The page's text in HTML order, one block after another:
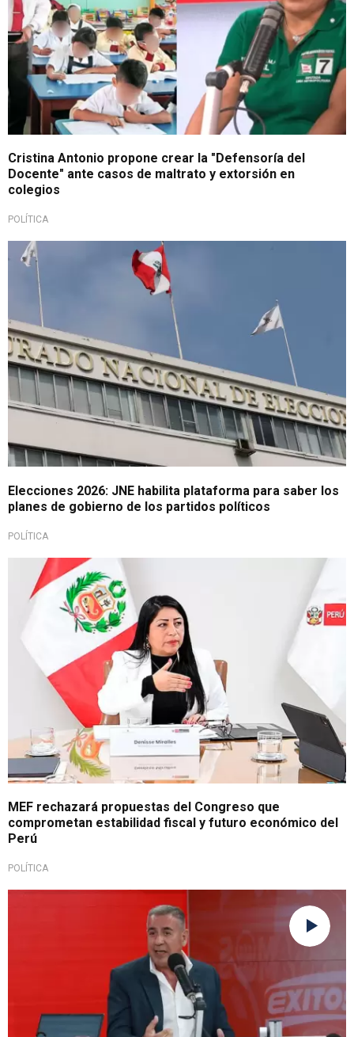
Cristina Antonio propone crear la "Defensoría del
Docente" ante casos de maltrato y extorsión en
colegios
POLÍTICA
Para tener en cuenta
Elecciones 2026: JNE habilita plataforma para saber los
planes de gobierno de los partidos políticos
POLÍTICA
Eficiencia fiscal
MEF rechazará propuestas del Congreso que
comprometan estabilidad fiscal y futuro económico del
Perú
POLÍTICA